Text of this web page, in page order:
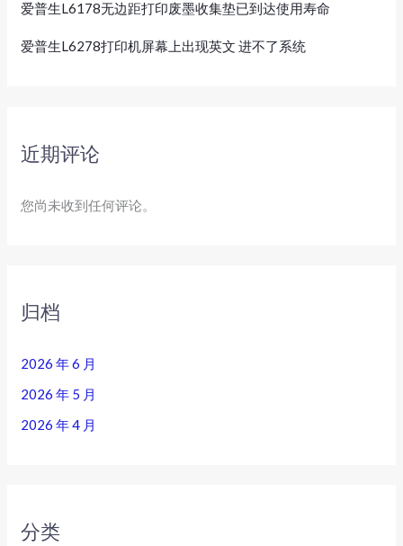
爱普生L6178无边距打印废墨收集垫已到达使用寿命
爱普生L6278打印机屏幕上出现英文 进不了系统
近期评论
您尚未收到任何评论。
归档
2026 年 6 月
2026 年 5 月
2026 年 4 月
分类